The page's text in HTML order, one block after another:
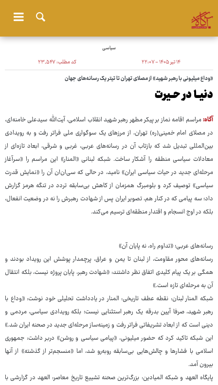
سیاسی
۱۴ تیر ۱۴۰۵ - ۲۲:۰۷ کد مطلب:۲۳٬۵۴۷
«وداع میلیونی با رهبر شهید» از مصلای تهران تا تیتر یک رسانه‌های جهان
دنیــا در حــیرت
آگاه:مراسم اقامه نماز بر پیکر مطهر رهبر شهید انقلاب اسلامی، آیت‌الله سیدعلی خامنه‌ای،
در مصلای امام خمینی(ره) تهران، از مرزهای یک سوگواری ملی فراتر رفت و به رویدادی
بین‌المللی تبدیل شد که بازتاب آن در رسانه‌های عربی، غربی و شرقی، ابعاد تازه‌ای از
معادلات سیاسی منطقه را آشکار ساخت. شبکه لبنانی «المنار» این مراسم را «سرآغاز
مرحله‌ای جدید در حیات سیاسی ایران» نامید، در حالی که سی‌ان‌ان آن را «نمایش قدرت
سیاسی» توصیف کرد و بلومبرگ همزمان از کاهش بی‌سابقه تردد در تنگه هرمز گزارش
داد؛ سه پیامی که در کنار هم، تصویر ایران پس از شهادت رهبرش را نه در وضعیت انفعال،
بلکه در اوج انسجام و اقتدار منطقه‌ای ترسیم می‌کند.
رسانه‌های عربی؛ «تداوم راه، نه پایان آن»
رسانه‌های محور مقاومت، از لبنان تا یمن و عراق، پرچمدار پوشش این رویداد بودند و
همگی بر یک پیام کلیدی اتفاق نظر داشتند: «شهادت رهبر، پایان پروژه نیست، بلکه انتقال
آن به مرحله‌ای تازه است.»
شبکه المنار لبنان: نقطه عطف تاریخی: المنار در یادداشت تحلیلی خود نوشت: «وداع با
رهبر شهید، صرفا آیین بدرقه یک رهبر استثنایی نیست؛ بلکه رویدادی سیاسی، مردمی و
دینی است که از ابعاد تشریفاتی فراتر رفت و زمینه‌ساز مرحله‌ای جدید در صحنه ایران شد.»
این شبکه تاکید کرد که حضور میلیونی، «پیامی سیاسی و روشن» دربر داشت: جمهوری
اسلامی با فشارها و چالش‌هایی بی‌سابقه روبه‌رو شد، اما «منسجم‌تر از گذشته» از آنها
بیرون آمد.
پایگاه العهد و شبکه المیادین: بزرگ‌ترین صحنه تشییع تاریخ معاصر: العهد در گزارشی با